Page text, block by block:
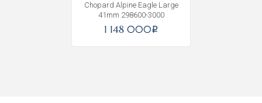
Chopard Alpine Eagle Large
41mm 298600-3000
1 148 000i